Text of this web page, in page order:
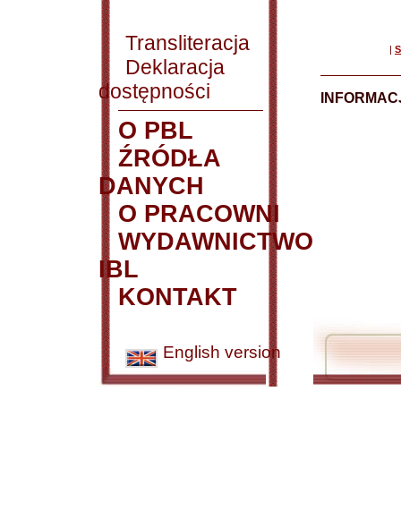
Transliteracja
Deklaracja
dostępności
O PBL
ŹRÓDŁA
DANYCH
O PRACOWNI
WYDAWNICTWO
IBL
KONTAKT
English version
|